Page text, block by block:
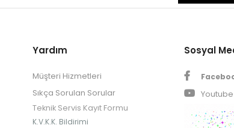
Yardım
Müşteri Hizmetleri
Sıkça Sorulan Sorular
Teknik Servis Kayıt Formu
K.V.K.K. Bildirimi
Sosyal
Youtube